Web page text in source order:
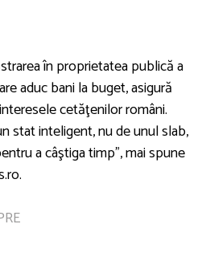
în proprietatea publică a
aduc bani la buget, asigură
cetăţenilor români.
stat inteligent, nu de unul slab,
a câştiga timp”, mai spune